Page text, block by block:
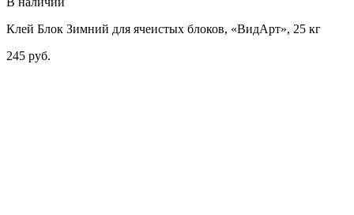
Клей Блок Зимний для ячеистых блоков, «ВидАрт», 25 кг
245 руб.